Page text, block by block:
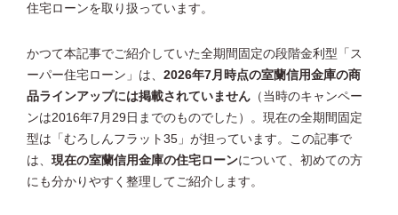
住宅ローンを取り扱っています。
かつて本記事でご紹介していた全期間固定の段階金利型「ス
ーパー住宅ローン」は、 2026年7月時点の室蘭信用金庫の商
品ラインアップには掲載されていません （当時のキャンペー
ンは2016年7月29日までのものでした）。現在の全期間固定
型は「むろしんフラット35」が担っています。この記事で
は、 現在の室蘭信用金庫の住宅ローンについて、初めての方
にも分かりやすく整理してご紹介します。